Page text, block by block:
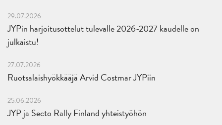
29.07.2026
JYPin harjoitusottelut tulevalle 2026-2027 kaudelle on
julkaistu!
27.07.2026
Ruotsalaishyökkääjä Arvid Costmar JYPiin
25.06.2026
JYP ja Secto Rally Finland yhteistyöhön